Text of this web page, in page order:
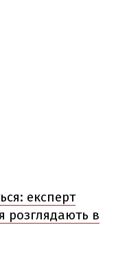
експерт
розглядають в